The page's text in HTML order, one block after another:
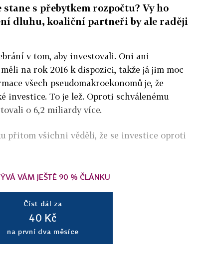
stane s přebytkem rozpočtu? Vy ho
dluhu, koaliční partneři by ale raději
v tom, aby investovali. Oni ani
na rok 2016 k dispozici, takže já jim moc
všech pseudomakroekonomů je, že
investice. To je lež. Oproti schválenému
o 6,2 miliardy více.
přitom všichni věděli, že se investice oproti
VÁM JEŠTĚ 90 % ČLÁNKU
Číst dál za
40 Kč
na první dva měsíce